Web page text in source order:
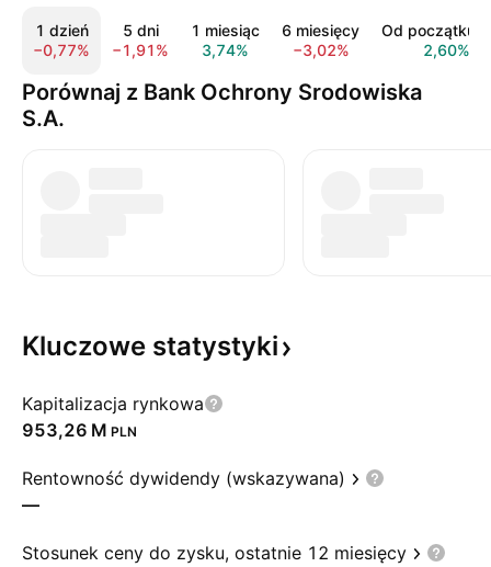
1 dzień
−0,77%
5 dni
−1,91%
1 miesiąc
3,74%
6 miesięcy
−3,02%
Od początku
2,60%
Porównaj z Bank Ochrony Srodowiska
S.A.
Kluczowe statystyki
Kapitalizacja rynkowa
‪953,26 M‬ PLN
Rentowność dywidendy (wskazywana)
—
Stosunek ceny do zysku, ostatnie 12 miesięcy